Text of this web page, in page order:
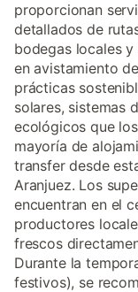
proporcionan
detallados de
bodegas locales
en avistamiento
prácticas
solares, sistemas
ecológicos que
mayoría de
transfer desde
Aranjuez. Los
encuentran en el
productores
frescos
Durante la
festivos), se